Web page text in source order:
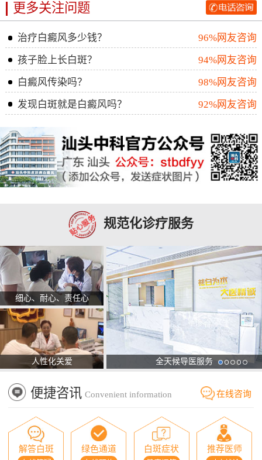
更多关注问题
治疗白癜风多少钱？
96%网友咨询
孩子脸上长白斑？
94%网友咨询
白癜风传染吗？
98%网友咨询
发现白斑就是白癜风吗？
92%网友咨询
规范化诊疗服务
细心、耐心、责任心
人性化关爱 全天候导医服务
便捷咨讯 Convenient information 在线咨询
解答白斑 绿色通道 白斑症状 推荐医师